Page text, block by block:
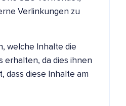
Verlinkungen zu
welche Inhalte die
erhalten, da dies ihnen
dass diese Inhalte am